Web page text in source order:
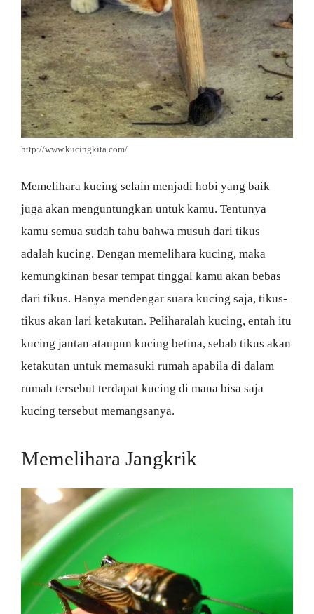
http://www.kucingkita.com/
Memelihara kucing selain menjadi hobi yang baik
juga akan menguntungkan untuk kamu. Tentunya
kamu semua sudah tahu bahwa musuh dari tikus
adalah kucing. Dengan memelihara kucing, maka
kemungkinan besar tempat tinggal kamu akan bebas
dari tikus. Hanya mendengar suara kucing saja, tikus-
tikus akan lari ketakutan. Peliharalah kucing, entah itu
kucing jantan ataupun kucing betina, sebab tikus akan
ketakutan untuk memasuki rumah apabila di dalam
rumah tersebut terdapat kucing di mana bisa saja
kucing tersebut memangsanya.
Memelihara Jangkrik